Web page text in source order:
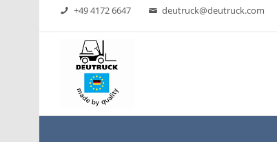
+49 4172 6647 deutruck@deutruck.com